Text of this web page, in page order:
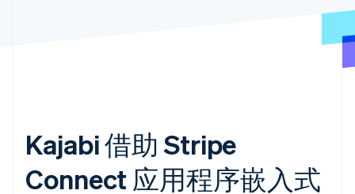
Kajabi 借助 Stripe
Connect 应用程序嵌入式